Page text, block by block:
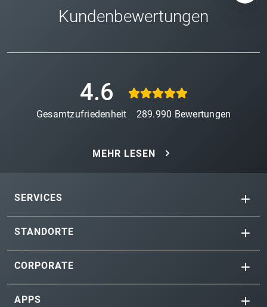
Kundenbewertungen
4.6
Gesamtzufriedenheit 289.990 Bewertungen
MEHR LESEN
SERVICES
STANDORTE
CORPORATE
APPS